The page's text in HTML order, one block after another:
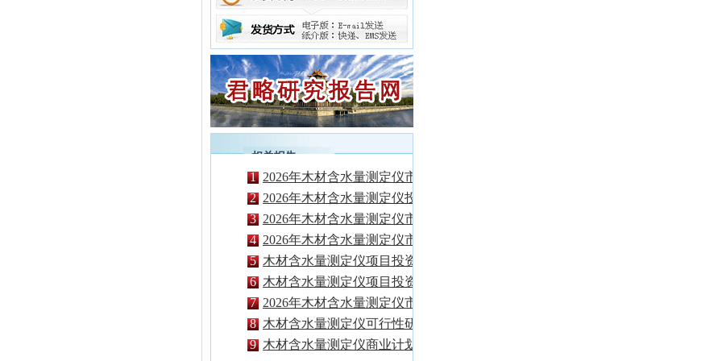
相关报告
1 2026年木材含水量测定仪市场分
析报告
2 2026年木材含水量测定仪投资前
景分析报告
3 2026年木材含水量测定仪市场调
研及中期发展预测报告
4 2026年木材含水量测定仪市场调
研报告
5 木材含水量测定仪项目投资前期
市场调研及市场前景预测报告
6 木材含水量测定仪项目投资前期
市场行情及相关技术调研报告
7 2026年木材含水量测定仪市场需
求调研报告
8 木材含水量测定仪可行性研究报
告
9 木材含水量测定仪商业计划书